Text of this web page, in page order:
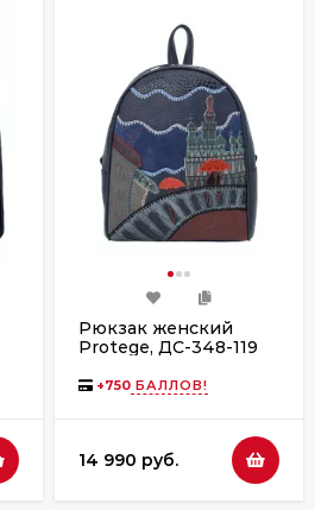
Рюкзак женский
Protege, ДС-348-119
+750 БАЛЛОВ!
14 990 руб.